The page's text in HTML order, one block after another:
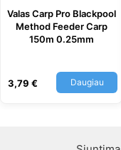
Valas Carp Pro Blackpool
Method Feeder Carp
150m 0.25mm
3,79 € Daugiau